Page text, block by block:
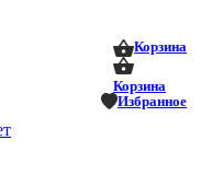
Корзина
Корзина
Избранное